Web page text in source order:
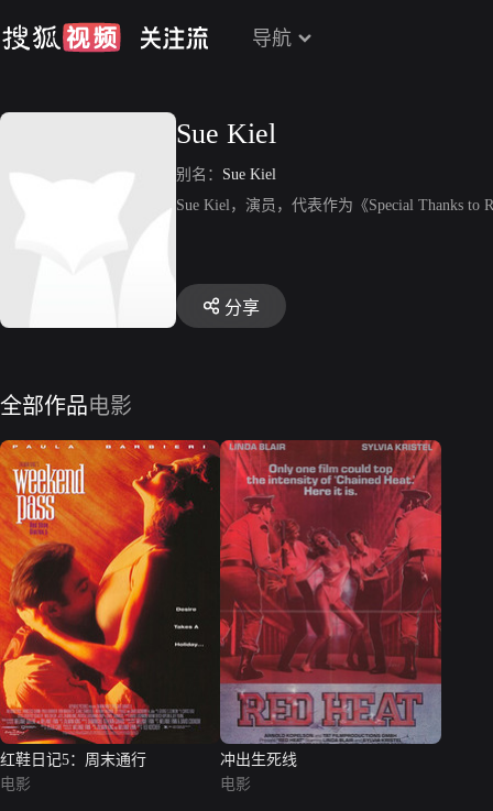
导航
Sue Kiel
别名： Sue Kiel
Sue Kiel，演员，代表作为《Special Thanks to
分享
全部作品电影
红鞋日记5：周末通行
电影
冲出生死线
电影